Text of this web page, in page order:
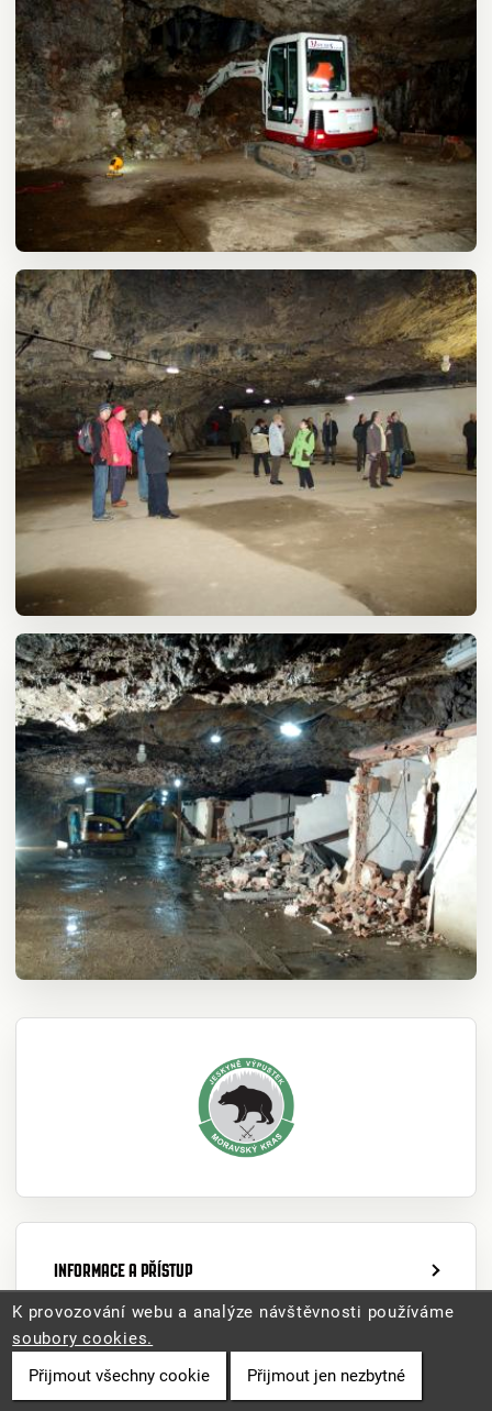
INFORMACE A PŘÍSTUP
OTEVÍRACÍ DOBA A VSTUPNÉ
AKTUALITY
K provozování webu a analýze návštěvnosti používáme
soubory cookies.
Přijmout všechny cookie
Přijmout jen nezbytné